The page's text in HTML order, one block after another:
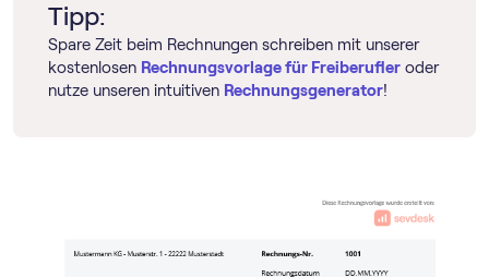
Tipp:
Spare Zeit beim Rechnungen schreiben mit unserer
kostenlosen Rechnungsvorlage für Freiberufler oder
nutze unseren intuitiven Rechnungsgenerator!